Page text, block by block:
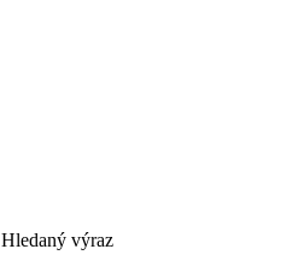
Hledaný výraz